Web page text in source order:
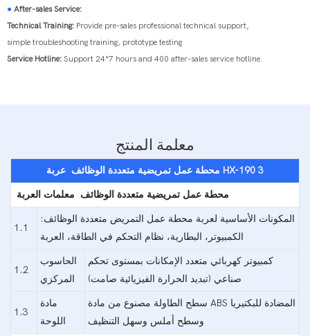
● After-sales Service:
Technical Training: Provide pre-sales professional technical support,
simple troubleshooting training, prototype testing
Service Hotline: Support 24*7 hours and 400 after-sales service hotline.
معلمة المنتج
محطة عمل تمريضية متعددة الوظائف HX-190 3
محطة عمل تمريضية متعددة الوظائف معلمات العربة
1.1
المكونات الأساسية لعربة محطة عمل التمريض متعددة الوظائف:
الكمبيوتر، البطارية، نظام التحكم في الطاقة، العربة
1.2
الحاسوب
المركزي
كمبيوتر كهربائي متعدد الإمكانات بمستوى تحكم
صناعي (تبديد الحرارة الفيزيائية صامت)
1.3
مادة
اللوحة
سطح الطاولة مصنوع من مادة ABS المضادة للبكتيريا
وسطح أملس وسهل التنظيف